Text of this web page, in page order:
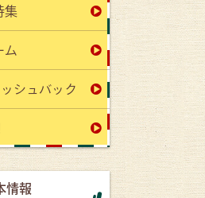
集
ム
シュバック
情報